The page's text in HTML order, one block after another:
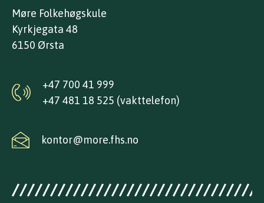
Møre Folkehøgskule
Kyrkjegata 48
6150 Ørsta
+47 700 41 999
+47 481 18 525 (vakttelefon)
kontor@more.fhs.no